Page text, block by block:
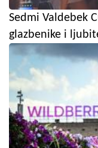
Sedmi Valdebek
glazbenike i